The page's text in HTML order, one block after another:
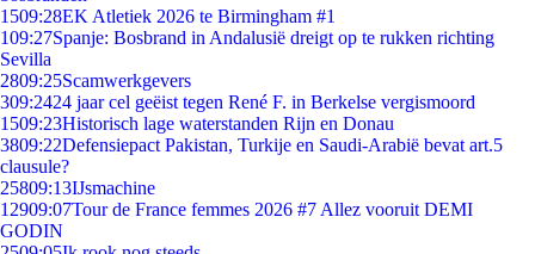
1509:28EK Atletiek 2026 te Birmingham #1
109:27Spanje: Bosbrand in Andalusië dreigt op te rukken richting
Sevilla
2809:25Scamwerkgevers
309:2424 jaar cel geëist tegen René F. in Berkelse vergismoord
1509:23Historisch lage waterstanden Rijn en Donau
3809:22Defensiepact Pakistan, Turkije en Saudi-Arabië bevat art.5
clausule?
25809:13IJsmachine
12909:07Tour de France femmes 2026 #7 Allez vooruit DEMI
GODIN